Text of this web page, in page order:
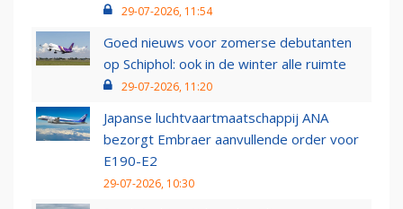
29-07-2026, 11:54
Goed nieuws voor zomerse debutanten
op Schiphol: ook in de winter alle ruimte
29-07-2026, 11:20
Japanse luchtvaartmaatschappij ANA
bezorgt Embraer aanvullende order voor
E190-E2
29-07-2026, 10:30